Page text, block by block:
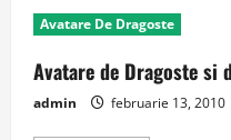
Inimioare
Avatare De Dragoste
Avatare de Dragoste
admin februarie 13, 2010